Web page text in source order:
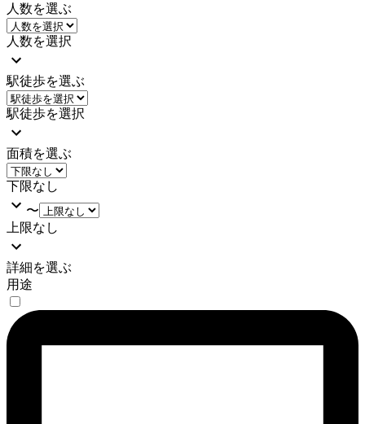
人数を選ぶ
人数を選択
駅徒歩を選ぶ
駅徒歩を選択
面積を選ぶ
下限なし
〜
上限なし
詳細を選ぶ
用途